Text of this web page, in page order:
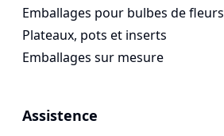
Emballages pour bulbes de fleurs
Plateaux, pots et inserts
Emballages sur mesure
Assistence